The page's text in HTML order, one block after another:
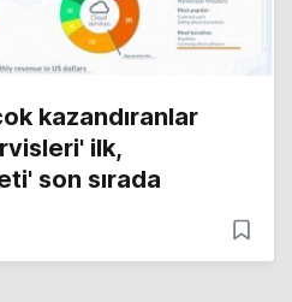
kazandıranlar
ilk,
son sırada